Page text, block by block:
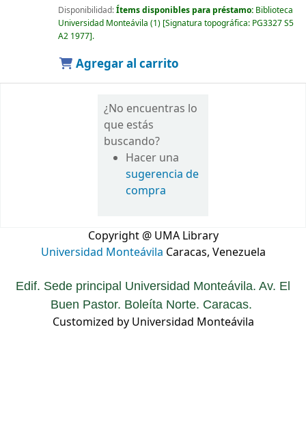
Disponibilidad:Ítems disponibles para préstamo: Biblioteca
Universidad Monteávila (1) Signatura topográfica: PG3327 S5
A2 1977 .
Agregar al carrito
¿No encuentras lo
que estás
buscando?
Hacer una
sugerencia de
compra
Copyright @ UMA Library
Universidad Monteávila Caracas, Venezuela
Edif. Sede principal Universidad Monteávila. Av. El
Buen Pastor. Boleíta Norte. Caracas.
Customized by Universidad Monteávila